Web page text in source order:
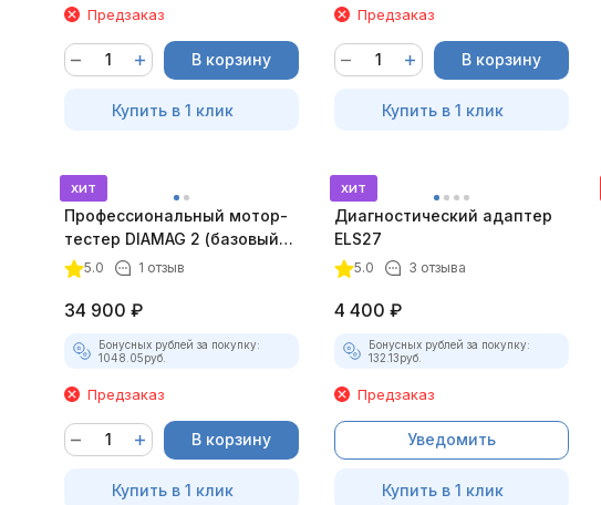
Предзаказ
В корзину
Купить в 1 клик
Предзаказ
В корзину
Купить в 1 клик
хит
Профессиональный мотор-
тестер DIAMAG 2 (базовый
комплект)
5.0 1 отзыв
34 900 ₽
Бонусных рублей за покупку:
1048.05руб.
Предзаказ
В корзину
Купить в 1 клик
хит
Диагностический адаптер
ELS27
5.0 3 отзыва
4 400 ₽
Бонусных рублей за покупку:
132.13руб.
Предзаказ
Уведомить
Купить в 1 клик